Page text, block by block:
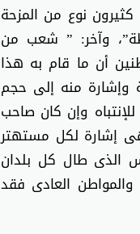
كثيرون نوع من المزحة
وآخر: ” شعب من
أن ما قام به هذا
منه إلى حجم
وإن كان صاحب
إشارة لكل مستهتر
الذى طال كل بلدان
العادى فقد